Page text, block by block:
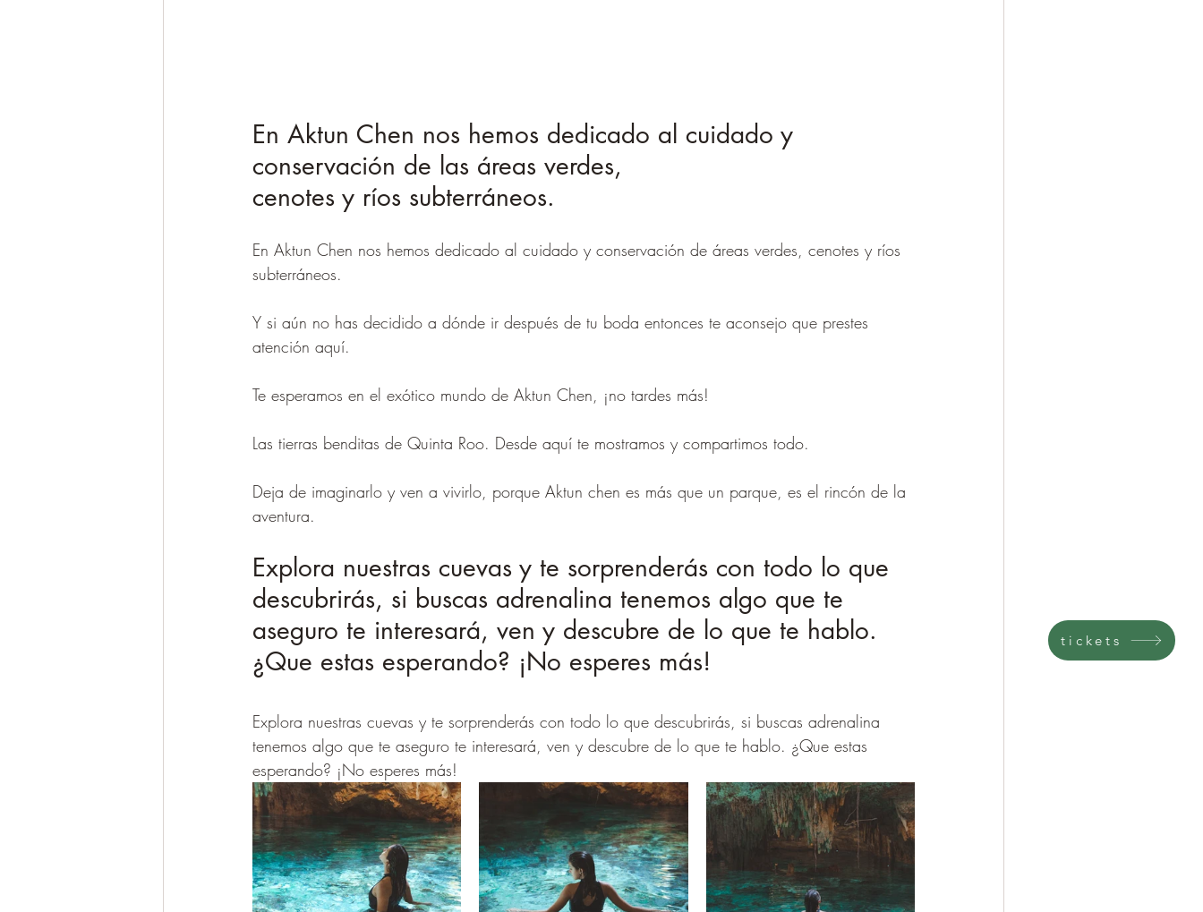
tickets
En Aktun Chen nos hemos dedicado al cuidado y
conservación de las áreas verdes,
cenotes y ríos subterráneos.
En Aktun Chen nos hemos dedicado al cuidado y conservación de áreas verdes, cenotes y ríos
subterráneos.
Y si aún no has decidido a dónde ir después de tu boda entonces te aconsejo que prestes
atención aquí.
Te esperamos en el exótico mundo de Aktun Chen, ¡no tardes más!
Las tierras benditas de Quinta Roo. Desde aquí te mostramos y compartimos todo.
Deja de imaginarlo y ven a vivirlo, porque Aktun chen es más que un parque, es el rincón de la
aventura.
Explora nuestras cuevas y te sorprenderás con todo lo que
descubrirás, si buscas adrenalina tenemos algo que te
aseguro te interesará, ven y descubre de lo que te hablo.
¿Que estas esperando? ¡No esperes más!
Explora nuestras cuevas y te sorprenderás con todo lo que descubrirás, si buscas adrenalina
tenemos algo que te aseguro te interesará, ven y descubre de lo que te hablo. ¿Que estas
esperando? ¡No esperes más!